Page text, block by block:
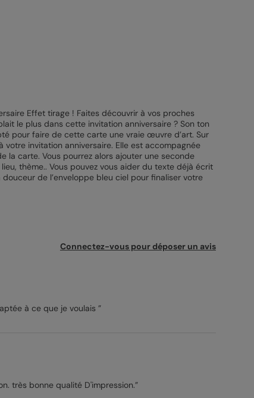
Effet tirage ! Faites découvrir à vos proches
le plus dans cette invitation anniversaire ? Son ton
pour faire de cette carte une vraie œuvre d’art. Sur
invitation anniversaire. Elle est accompagnée
la carte. Vous pourrez alors ajouter une seconde
thème.. Vous pouvez vous aider du texte déjà écrit
de l’enveloppe bleu ciel pour finaliser votre
Connectez-vous pour déposer un avis
“Cette carte est parfaitement adaptée à ce que je voulais ”
très bonne qualité D'impression.”